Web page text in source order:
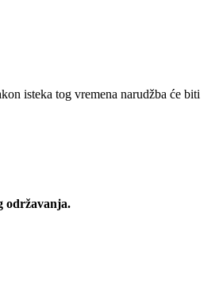
isteka tog vremena narudžba će biti
održavanja.